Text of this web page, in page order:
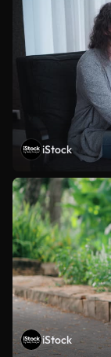
iStock
iStock